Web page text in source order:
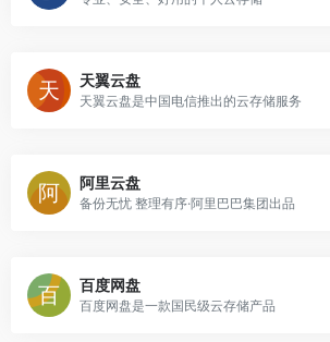
天翼云盘
天翼云盘是中国电信推出的云存储服务
阿里云盘
备份无忧 整理有序·阿里巴巴集团出品
百度网盘
百度网盘是一款国民级云存储产品